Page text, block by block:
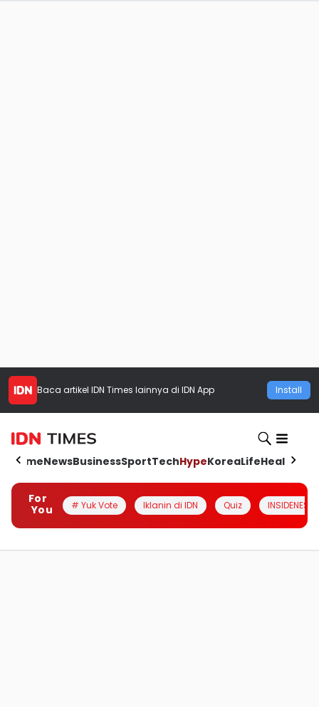
Baca artikel IDN Times lainnya di IDN App Install
HomeNewsBusinessSportTechHypeKoreaLifeHealth
For
You
# Yuk Vote Iklanin di IDN Quiz INSIDENESIA